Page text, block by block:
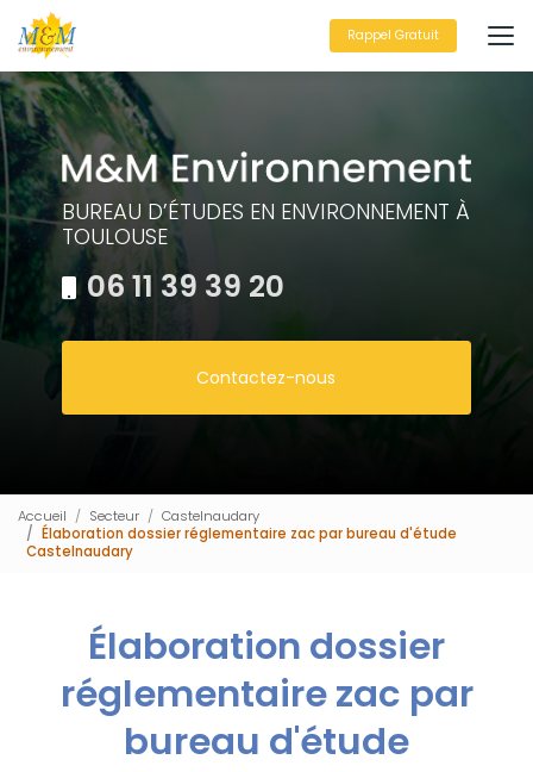
au
contenu
principal
Rappel Gratuit
BUREAU D’ÉTUDES EN ENVIRONNEMENT À
TOULOUSE
06 11 39 39 20
Contactez-nous
Accueil Secteur
Castelnaudary
Élaboration dossier réglementaire zac par bureau d'étude
Castelnaudary
Élaboration dossier
réglementaire zac par
bureau d'étude